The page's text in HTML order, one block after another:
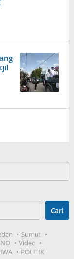
Cari
Sumut
Video
POLITIK